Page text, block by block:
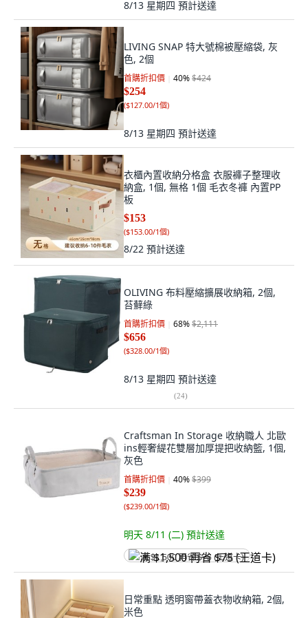
8/13 星期四 預計送達
LIVING SNAP 特大號棉被壓縮袋, 灰
色, 2個
首購折扣價 40%$424
$254
($127.00/1個)
8/13 星期四 預計送達
衣櫃內置收納分格盒 衣服褲子整理收
納盒, 1個, 無格 1個 毛衣冬褲 內置PP
板
$153
($153.00/1個)
8/22 預計送達
OLIVING 布料壓縮擴展收納箱, 2個,
苔蘚綠
首購折扣價 68%$2,111
$656
($328.00/1個)
8/13 星期四 預計送達
(24)
Craftsman In Storage 收納職人 北歐
ins輕奢緹花雙層加厚提把收納籃, 1個,
灰色
首購折扣價 40%$399
$239
($239.00/1個)
明天 8/11 (二) 預計送達
满 $1,500 再省 $75 (王道卡)
日常重點 透明窗帶蓋衣物收納箱, 2個,
米色